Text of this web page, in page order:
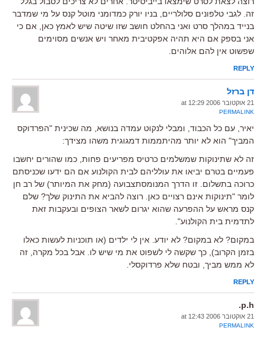
זה. לגבי טלפונים סלולריים, בניו יורק כמדומני מוטל קנס על מי שמדבר
בנייד במהלך סרט ואני בהחלט חושב שזו שיטה שיש לאמץ כאן, אם כי
אני בספק אם היא תהיה אפקטיבית מאחר ויש אנשים מסוימים
שפשוט אין להם אלוהים.
REPLY
דן ברזל
21 אוקטובר 2006 at 12:29
PERMALINK
יאיר, עם כל הכבוד, ומבלי לנקוט עמדה בנושא, מה שכינית "הפרדוקס
המביך" הוא לא יותר מהיתממות דמגוגית משהו מצידך:
זה לא שתינוקות שמשלמים כרטיס מפריעים פחות, כמו שהורים יחשבו
פעמיים בטרם יביאו את עולליהם לבית הקולנוע אם הם ידעו שכניסתם
כרוכה בתשלום. זו הדרך המנומסתצבועה (מחק את המיותר) של רב חן
לומר "תינוקות אינם רצויים כאן. רוצה להביא את התינוק שלך? שלם
קנס מראש על ההפרעה שהוא יגרום לשאר הצופים ובעקבות זאת
לתדמית בית הקולנוע".
במקום? לא במקום? לא יודע. אין לי ילדים (או תוכניות לעשות כאלו
בזמן הקרוב), כך שקשה לי לשפוט את מי שיש לו. אבל בכל מקרה, זה
לא ממש מביך, ובטח שלא פרדוקסלי.
REPLY
p.h.
21 אוקטובר 2006 at 12:43
PERMALINK